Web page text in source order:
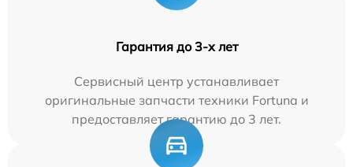
Гарантия до 3-х лет
Сервисный центр устанавливает
оригинальные запчасти техники Fortuna и
предоставляет гарантию до 3 лет.